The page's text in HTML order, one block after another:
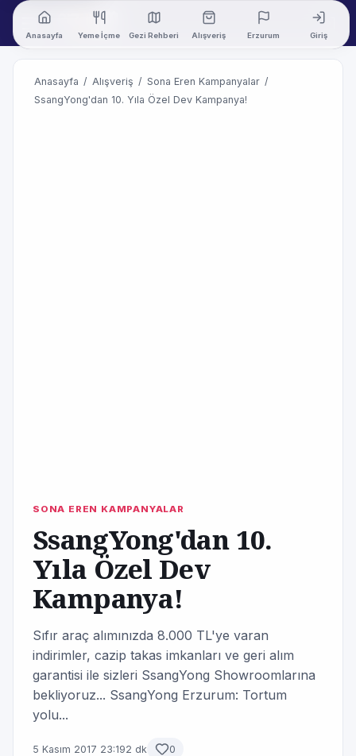
Anasayfa Yeme İçme Gezi Rehberi Alışveriş Erzurum Giriş
Anasayfa / Alışveriş / Sona Eren Kampanyalar /
SsangYong'dan 10. Yıla Özel Dev Kampanya!
SONA EREN KAMPANYALAR
SsangYong'dan 10.
Yıla Özel Dev
Kampanya!
Sıfır araç alımınızda 8.000 TL'ye varan
indirimler, cazip takas imkanları ve geri alım
garantisi ile sizleri SsangYong Showroomlarına
bekliyoruz... SsangYong Erzurum: Tortum
yolu...
5 Kasım 2017 23:192 dk 0